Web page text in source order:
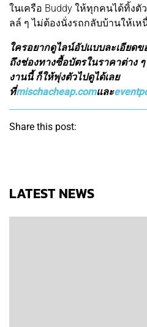
ในเครือ Buddy ให้ทุกคนได้ทิ้งตั
ลล์ ๆ ไม่ต้องนั่งรถกลับบ้านให้เห
ใครอยากดูไลน์อัปแบบละเอียด
ถึงช่องทางซื้อบัตรในราคาต่าง
งานนี้ ก็ให้พุ่งตัวไปดูได้เลย
ที่mischacheap.comและ
Share this post:
LATEST NEWS